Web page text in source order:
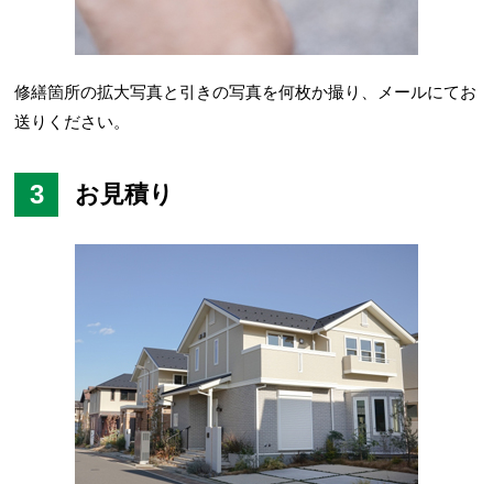
修繕箇所の拡大写真と引きの写真を何枚か撮り、メールにてお
送りください。
3 お見積り